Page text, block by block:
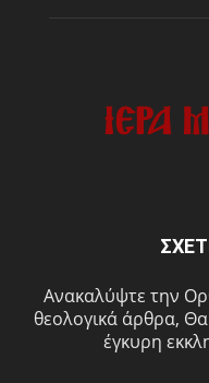
Ανακαλύψτε την
θεολογικά άρθρα,
έγκυρη